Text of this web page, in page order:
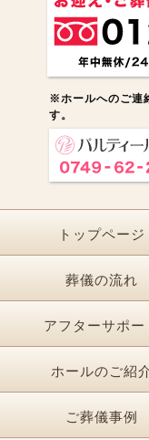
※ホールへのご連
す。
トップページ
葬儀の流れ
アフターサポー
ホールのご紹
ご葬儀事例